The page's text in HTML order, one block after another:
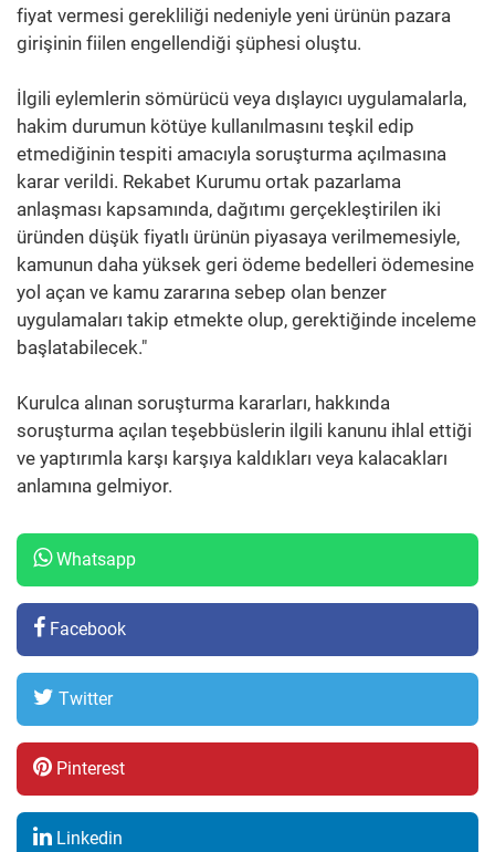
fiyat vermesi gerekliliği nedeniyle yeni ürünün pazara
girişinin fiilen engellendiği şüphesi oluştu.
İlgili eylemlerin sömürücü veya dışlayıcı uygulamalarla,
hakim durumun kötüye kullanılmasını teşkil edip
etmediğinin tespiti amacıyla soruşturma açılmasına
karar verildi. Rekabet Kurumu ortak pazarlama
anlaşması kapsamında, dağıtımı gerçekleştirilen iki
üründen düşük fiyatlı ürünün piyasaya verilmemesiyle,
kamunun daha yüksek geri ödeme bedelleri ödemesine
yol açan ve kamu zararına sebep olan benzer
uygulamaları takip etmekte olup, gerektiğinde inceleme
başlatabilecek."
Kurulca alınan soruşturma kararları, hakkında
soruşturma açılan teşebbüslerin ilgili kanunu ihlal ettiği
ve yaptırımla karşı karşıya kaldıkları veya kalacakları
anlamına gelmiyor.
Whatsapp
Facebook
Twitter
Pinterest
Linkedin